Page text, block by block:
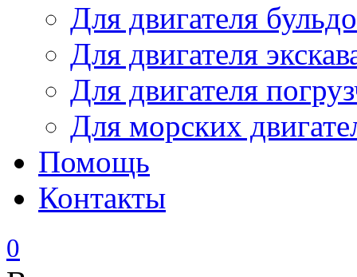
Для двигателя
Для двигателя
Для двигателя
Для морских
Помощь
Контакты
0